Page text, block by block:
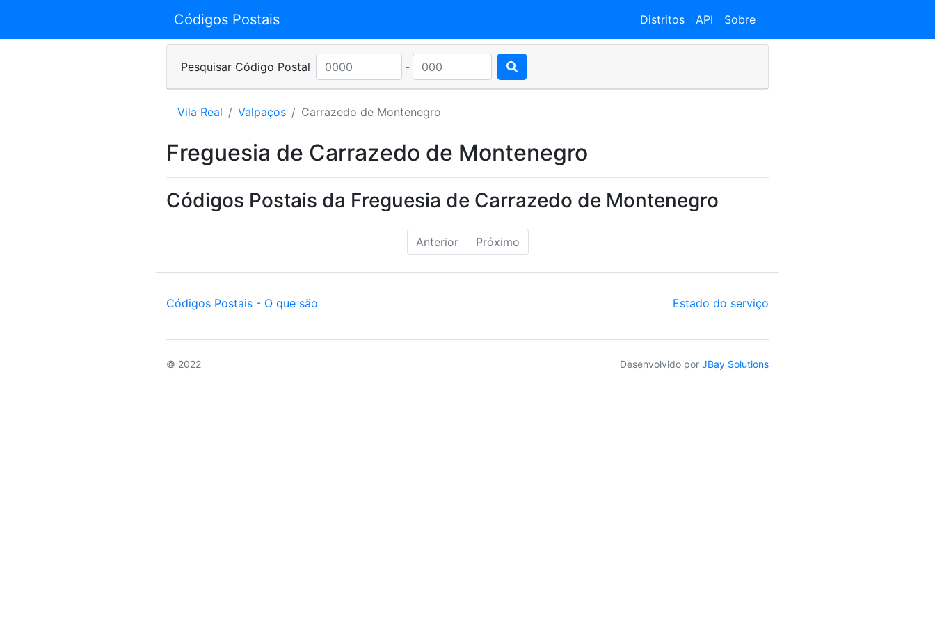
Códigos Postais Distritos API Sobre
Pesquisar Código Postal -
Vila Real Valpaços Carrazedo de Montenegro
Freguesia de Carrazedo de Montenegro
Códigos Postais da Freguesia de Carrazedo de Montenegro
Anterior Próximo
Códigos Postais - O que são Estado do serviço
© 2022 Desenvolvido por JBay Solutions